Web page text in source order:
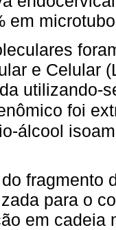
em
e Celular
utilizando-
foi
álcool
fragmento
para o
em cadeia